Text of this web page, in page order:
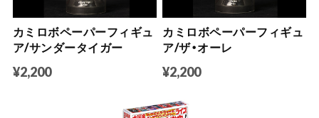
カミロボペーパーフィギュ
ア/サンダータイガー
¥2,200
カミロボペーパーフィギュ
ア/ザ・オーレ
¥2,200